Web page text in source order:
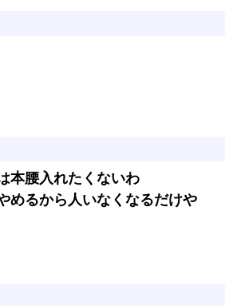
本腰入れたくないわ
めるから人いなくなるだけや